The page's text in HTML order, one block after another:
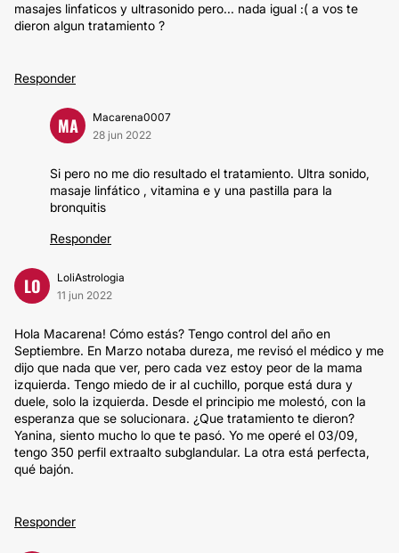
masajes linfaticos y ultrasonido pero... nada igual :( a vos te
dieron algun tratamiento ?
Responder
MA
Macarena0007
28 jun 2022
Si pero no me dio resultado el tratamiento. Ultra sonido,
masaje linfático , vitamina e y una pastilla para la
bronquitis
Responder
LO
LoliAstrologia
11 jun 2022
Hola Macarena! Cómo estás? Tengo control del año en
Septiembre. En Marzo notaba dureza, me revisó el médico y me
dijo que nada que ver, pero cada vez estoy peor de la mama
izquierda. Tengo miedo de ir al cuchillo, porque está dura y
duele, solo la izquierda. Desde el principio me molestó, con la
esperanza que se solucionara. ¿Que tratamiento te dieron?
Yanina, siento mucho lo que te pasó. Yo me operé el 03/09,
tengo 350 perfil extraalto subglandular. La otra está perfecta,
qué bajón.
Responder